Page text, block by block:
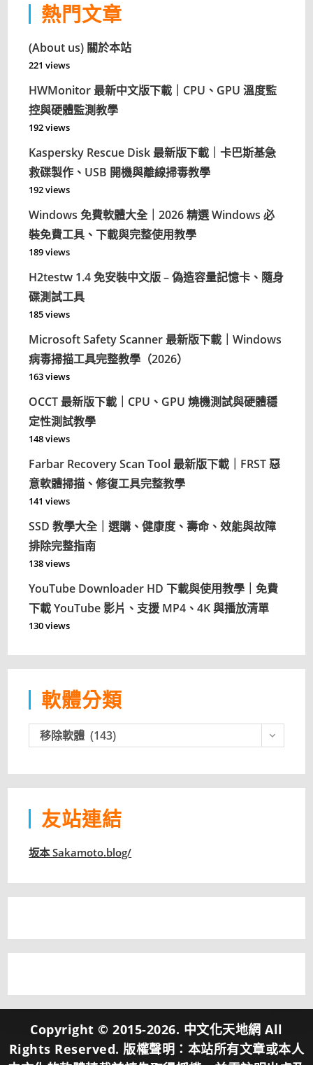
熱門文章
(About us) 關於本站
221 views
HWMonitor 最新中文版下載｜CPU、GPU 溫度監
控與硬體監測教學
192 views
Kaspersky Rescue Disk 最新版下載｜卡巴斯基急
救碟製作、USB 開機與離線掃毒教學
192 views
Windows 免費軟體大全｜2026 精選 Windows 必
裝免費工具、下載與完整使用教學
189 views
H2testw 1.4 免安裝中文版 – 偽造容量記憶卡、隨身
碟測試工具
185 views
Microsoft Safety Scanner 最新版下載｜Windows
病毒掃描工具完整教學（2026）
163 views
OCCT 最新版下載｜CPU、GPU 燒機測試與硬體穩
定性測試教學
148 views
Farbar Recovery Scan Tool 最新版下載｜FRST 惡
意軟體掃描、修復工具完整教學
141 views
SSD 教學大全｜選購、健康度、壽命、效能與故障
排除完整指南
138 views
YouTube Downloader HD 下載與使用教學｜免費
下載 YouTube 影片、支援 MP4、4K 與播放清單
130 views
軟體分類
體
移除軟體 (143)
友站連結
坂本 Sakamoto.blog/
Copyright © 2015-2026. 中文化天地網 All
Rights Reserved. 版權聲明：本站所有文章或本人